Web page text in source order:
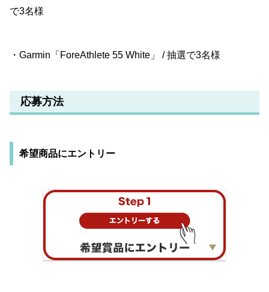
で3名様
・Garmin「ForeAthlete 55 White」 / 抽選で3名様
応募方法
希望商品にエントリー